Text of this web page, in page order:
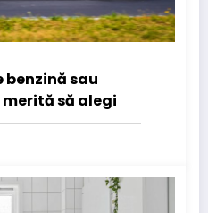
benzină sau
să alegi